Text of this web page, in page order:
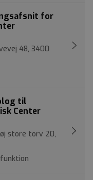
for
48, 3400
til
Center
store torv 20,